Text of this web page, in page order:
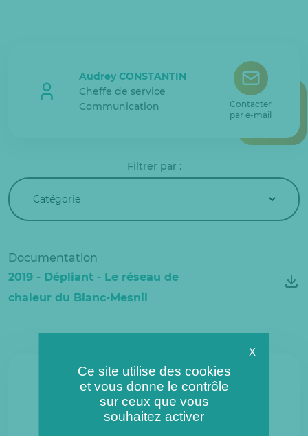
Audrey CONSTANTIN
Cheffe de service
Communication
Contacter
par e-mail
Filtrer par :
Documentation
2019 - Dépliant - Le réseau de
chaleur du Blanc-Mesnil
X
Ce site utilise des cookies
et vous donne le contrôle
sur ceux que vous
souhaitez activer